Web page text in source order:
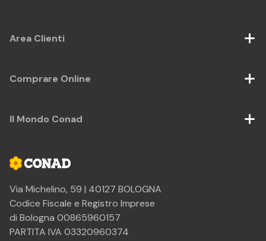
Via Michelino, 59 | 40127 BOLOGNA
Codice Fiscale e Registro Imprese
di Bologna 00865960157
PARTITA IVA 03320960374
Area Clienti
Comprare Online
Il Mondo Conad